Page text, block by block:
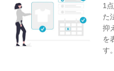
1
た
抑
を
す。